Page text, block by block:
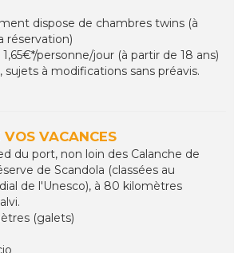
dispose de chambres twins (à
réservation)
1,65€*/personne/jour (à partir de 18 ans)
sujets à modifications sans préavis.
VOS VACANCES
du port, non loin des Calanche de
de Scandola (classées au
de l'Unesco), à 80 kilomètres
(galets)